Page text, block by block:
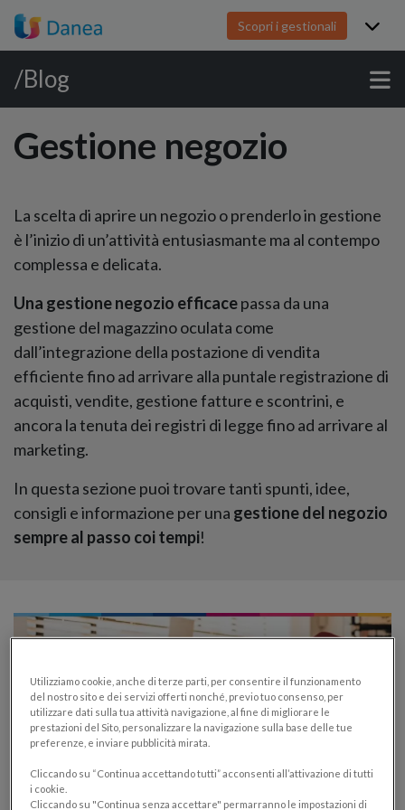
Scopri i gestionali
/Blog
Gestione negozio
La scelta di aprire un negozio o prenderlo in gestione
è l’inizio di un’attività entusiasmante ma al contempo
complessa e delicata.
Una gestione negozio efficacepassa da una
gestione del magazzino oculata come
dall’integrazione della postazione di vendita
efficiente fino ad arrivare alla puntale registrazione di
acquisti, vendite, gestione fatture e scontrini, e
ancora la tenuta dei registri di legge fino ad arrivare al
marketing.
In questa sezione puoi trovare tanti spunti, idee,
consigli e informazione per una gestione del negozio
sempre al passo coi tempi!
Utilizziamo cookie, anche di terze parti, per consentire il funzionamento
del nostro sito e dei servizi offerti nonché, previo tuo consenso, per
utilizzare dati sulla tua attività navigazione, al fine di migliorare le
prestazioni del Sito, personalizzare la navigazione sulla base delle tue
preferenze, e inviare pubblicità mirata.
Cliccando su “Continua accettando tutti” acconsenti all’attivazione di tutti
i cookie.
Cliccando su "Continua senza accettare" permarranno le impostazioni di